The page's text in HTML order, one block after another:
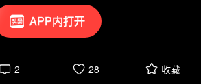
APP内打开
2 28 收藏